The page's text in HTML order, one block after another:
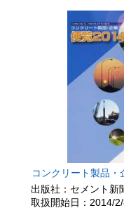
コンクリート製品
出版社：セメント新
取扱開始日：2014/